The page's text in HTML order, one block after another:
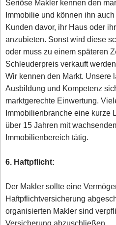
Seriöse Makler kennen den
Immobilie und können ihn
Kunden davor, ihr Haus oder
anzubieten. Sonst wird diese
oder muss zu einem späteren
Schleuderpreis verkauft
Wir kennen den Markt. Unsere
Ausbildung und Kompetenz
marktgerechte Einwertung.
Immobilienbranche eine kurze
über 15 Jahren mit
Immobilienbereich tätig.
6. Haftpflicht:
Der Makler sollte eine
Haftpflichtversicherung
organisierten Makler sind